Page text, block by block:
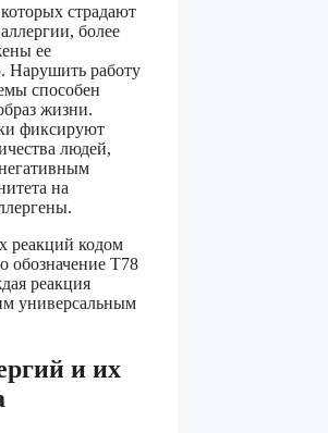
страдают
более
ее
Нарушить работу
способен
жизни.
фиксируют
людей,
на
реакций кодом
обозначение Т78
реакция
универсальным
и их